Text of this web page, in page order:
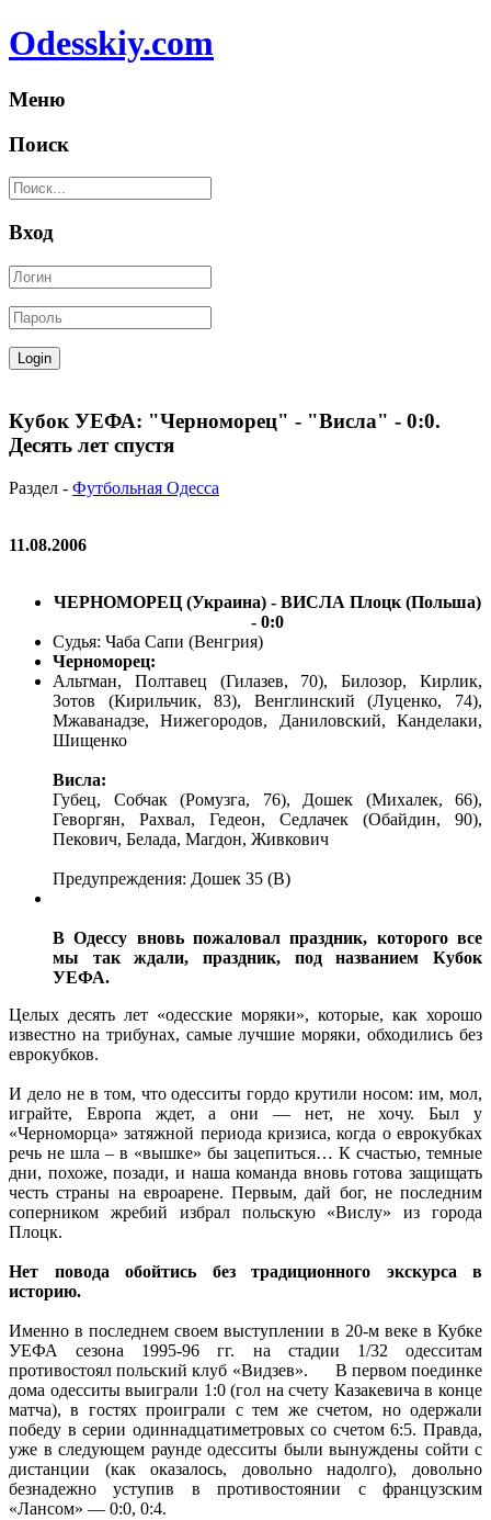
Odesskiy.com
Меню
Поиск
Вход
Кубок УЕФА: "Черноморец" - "Висла" - 0:0.
Десять лет спустя
Раздел - Футбольная Одесса
11.08.2006
ЧЕРНОМОРЕЦ (Украина) - ВИСЛА Плоцк (Польша)
- 0:0
Судья: Чаба Сапи (Венгрия)
Черноморец:
Альтман, Полтавец (Гилазев, 70), Билозор, Кирлик,
Зотов (Кирильчик, 83), Венглинский (Луценко, 74),
Мжаванадзе, Нижегородов, Даниловский, Канделаки,
Шищенко
Висла:
Губец, Собчак (Ромузга, 76), Дошек (Михалек, 66),
Геворгян, Рахвал, Гедеон, Седлачек (Обайдин, 90),
Пекович, Белада, Магдон, Живкович
Предупреждения: Дошек 35 (В)
В Одессу вновь пожаловал праздник, которого все
мы так ждали, праздник, под названием Кубок
УЕФА.
Целых десять лет «одесские моряки», которые, как хорошо
известно на трибунах, самые лучшие моряки, обходились без
еврокубков.
И дело не в том, что одесситы гордо крутили носом: им, мол,
играйте, Европа ждет, а они — нет, не хочу. Был у
«Черноморца» затяжной периода кризиса, когда о еврокубках
речь не шла – в «вышке» бы зацепиться… К счастью, темные
дни, похоже, позади, и наша команда вновь готова защищать
честь страны на евроарене. Первым, дай бог, не последним
соперником жребий избрал польскую «Вислу» из города
Плоцк.
Нет повода обойтись без традиционного экскурса в
историю.
Именно в последнем своем выступлении в 20-м веке в Кубке
УЕФА сезона 1995-96 гг. на стадии 1/32 одесситам
противостоял польский клуб «Видзев». В первом поединке
дома одесситы выиграли 1:0 (гол на счету Казакевича в конце
матча), в гостях проиграли с тем же счетом, но одержали
победу в серии одиннадцатиметровых со счетом 6:5. Правда,
уже в следующем раунде одесситы были вынуждены сойти с
дистанции (как оказалось, довольно надолго), довольно
безнадежно уступив в противостоянии с французским
«Лансом» — 0:0, 0:4.